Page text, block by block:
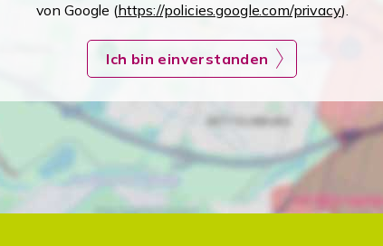
von Google (https://policies.google.com/privacy).
Ich bin einverstanden